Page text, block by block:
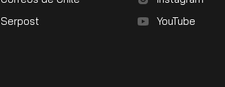
Serpost
YouTube